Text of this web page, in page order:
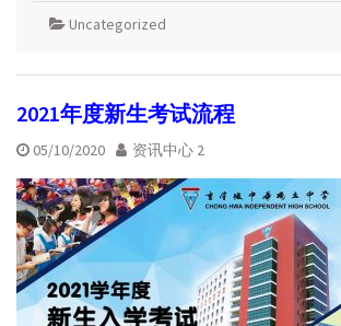
Uncategorized
2021年度新生考试流程
05/10/2020 资讯中心 2